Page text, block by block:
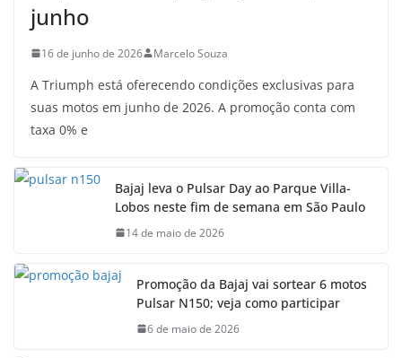
junho
16 de junho de 2026 Marcelo Souza
A Triumph está oferecendo condições exclusivas para
suas motos em junho de 2026. A promoção conta com
taxa 0% e
Bajaj leva o Pulsar Day ao Parque Villa-
Lobos neste fim de semana em São Paulo
14 de maio de 2026
Promoção da Bajaj vai sortear 6 motos
Pulsar N150; veja como participar
6 de maio de 2026